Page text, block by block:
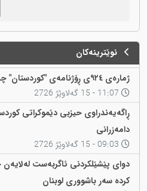
نوێترینەکان
ژمارەی ٩٢٤ی ڕۆژنامەی "کوردستان" چاپ و بڵاو بووە
دامەزرانی
دوای پێشێلکردنی ئاگربەست لەلایەن
کردە سەر باشووری لوبنان